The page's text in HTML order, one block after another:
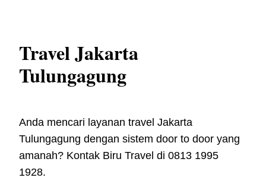
Travel Jakarta
Tulungagung
Anda mencari layanan travel Jakarta
Tulungagung dengan sistem door to door yang
amanah? Kontak Biru Travel di 0813 1995
1928.